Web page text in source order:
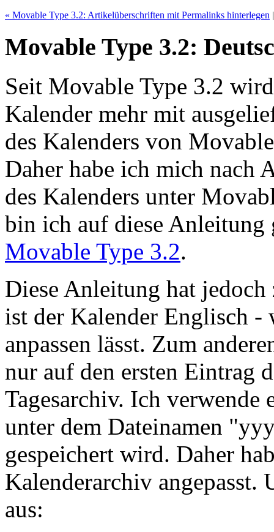
« Movable Type 3.2: Artikelüberschriften mit Permalinks hinterlegen
Movable Type 3.2:
Seit Movable Type 3.2
Kalender mehr mit
des Kalenders von
Daher habe ich mich nach
des Kalenders unter
bin ich auf diese Anleitung
Movable Type 3.2.
Diese Anleitung hat
ist der Kalender Englisch -
anpassen lässt. Zum
nur auf den ersten Eintrag
Tagesarchiv. Ich verwende
unter dem Dateinamen
gespeichert wird. Daher
Kalenderarchiv angepasst.
aus: